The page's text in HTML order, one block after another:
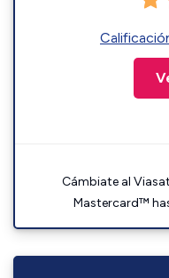
Cámbiate al
Mastercard™